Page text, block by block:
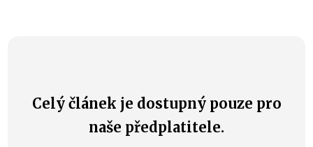
Celý článek je dostupný pouze pro
naše předplatitele.